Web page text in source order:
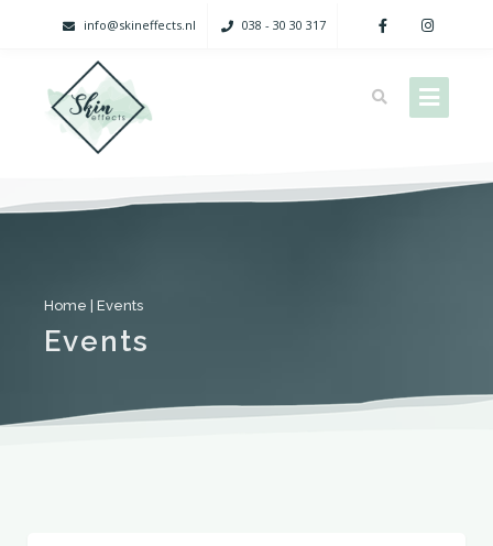
info@skineffects.nl 038 - 30 30 317
Home Events
Events